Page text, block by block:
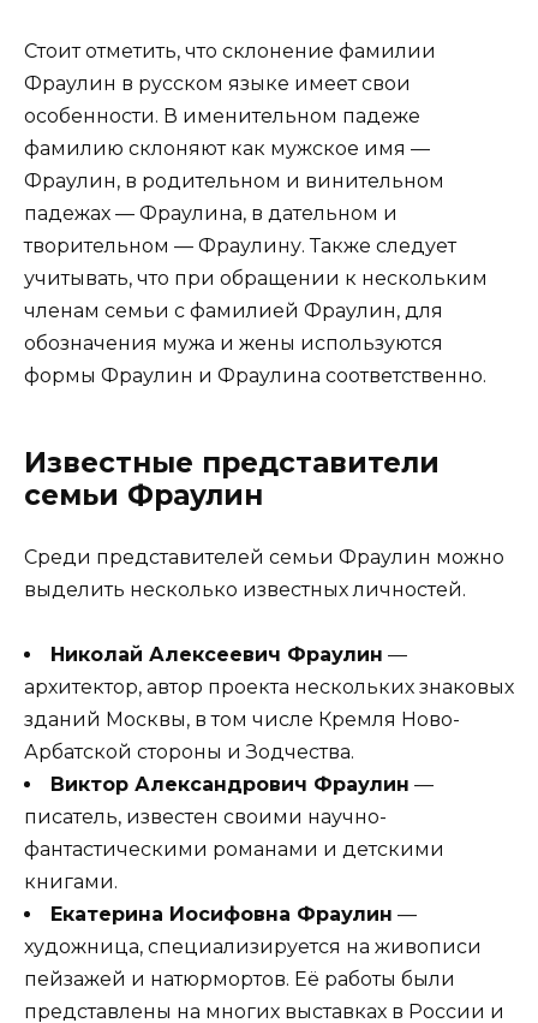
Стоит отметить, что склонение фамилии
Фраулин в русском языке имеет свои
особенности. В именительном падеже
фамилию склоняют как мужское имя —
Фраулин, в родительном и винительном
падежах — Фраулина, в дательном и
творительном — Фраулину. Также следует
учитывать, что при обращении к нескольким
членам семьи с фамилией Фраулин, для
обозначения мужа и жены используются
формы Фраулин и Фраулина соответственно.
Известные представители
семьи Фраулин
Среди представителей семьи Фраулин можно
выделить несколько известных личностей.
Николай Алексеевич Фраулин —
архитектор, автор проекта нескольких знаковых
зданий Москвы, в том числе Кремля Ново-
Арбатской стороны и Зодчества.
Виктор Александрович Фраулин —
писатель, известен своими научно-
фантастическими романами и детскими
книгами.
Екатерина Иосифовна Фраулин —
художница, специализируется на живописи
пейзажей и натюрмортов. Её работы были
представлены на многих выставках в России и